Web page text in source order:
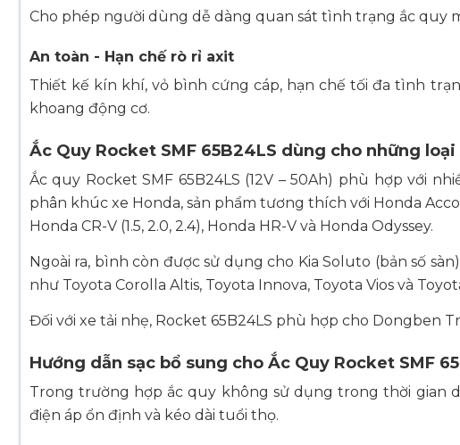
Cho phép người dùng dễ dàng quan sát tình trạng ắc quy
An toàn - Hạn chế rò rỉ axit
Thiết kế kín khí, vỏ bình cứng cáp, hạn chế tối đa tình
khoang động cơ.
Ắc Quy Rocket SMF 65B24LS dùng cho những loại
Ắc quy Rocket SMF 65B24LS (12V – 50Ah) phù hợp với
phân khúc xe Honda, sản phẩm tương thích với Honda
Honda CR-V (1.5, 2.0, 2.4), Honda HR-V và Honda Odyssey.
Ngoài ra, bình còn được sử dụng cho Kia Soluto (bản số
như Toyota Corolla Altis, Toyota Innova, Toyota Vios và
Đối với xe tải nhẹ, Rocket 65B24LS phù hợp cho Dongben
Hướng dẫn sạc bổ sung cho Ắc Quy Rocket SMF
Trong trường hợp ắc quy không sử dụng trong thời gian
điện áp ổn định và kéo dài tuổi thọ.